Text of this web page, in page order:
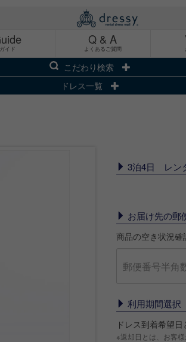
ガイド
Q & A
よくあるご質問
こだわり検索
ドレス一覧
3泊4日 レン
お届け先の郵
商品の空き状況確
利用期間選択
ドレス到着希望
※返却日とは、お客